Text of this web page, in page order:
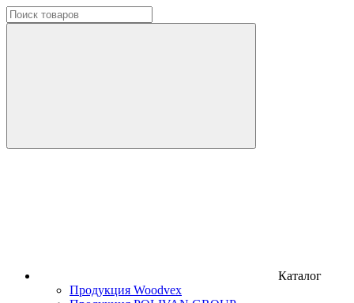
Каталог
Продукция Woodvex